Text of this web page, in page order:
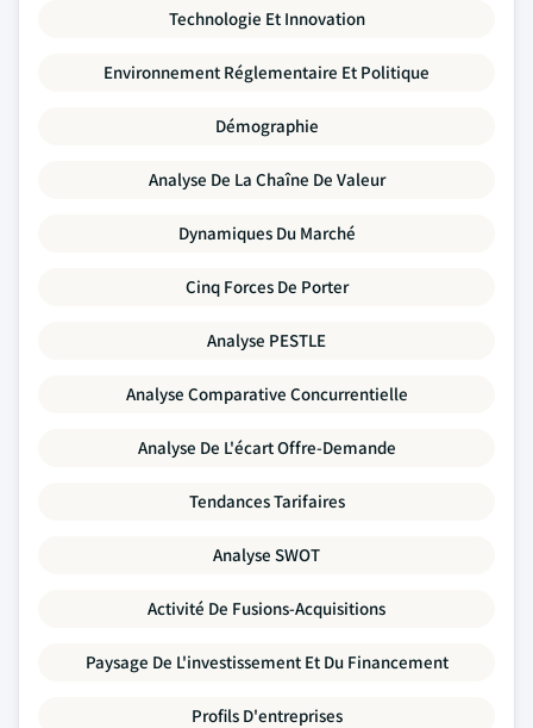
Technologie Et Innovation
Environnement Réglementaire Et Politique
Démographie
Analyse De La Chaîne De Valeur
Dynamiques Du Marché
Cinq Forces De Porter
Analyse PESTLE
Analyse Comparative Concurrentielle
Analyse De L'écart Offre-Demande
Tendances Tarifaires
Analyse SWOT
Activité De Fusions-Acquisitions
Paysage De L'investissement Et Du Financement
Profils D'entreprises